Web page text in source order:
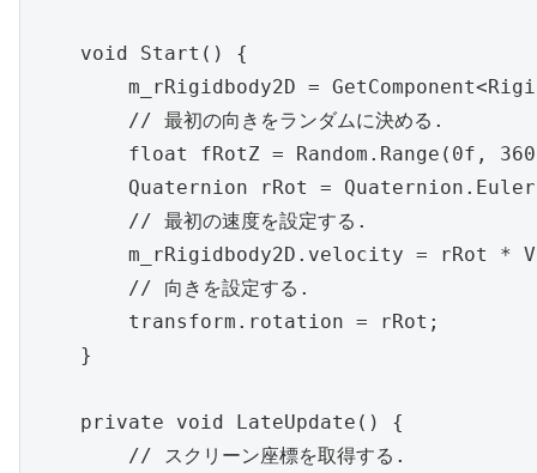
    void Start() {
m_rRigidbody2D =
        // 最初の向きをランダムに決める.
float fRotZ = Random.Range(0f,
Quaternion rRot =
        // 最初の速度を設定する.
m_rRigidbody2D.velocity = rRot *
        // 向きを設定する.
        transform.rotation = rRot;
    }
    private void LateUpdate() {
        // スクリーン座標を取得する.